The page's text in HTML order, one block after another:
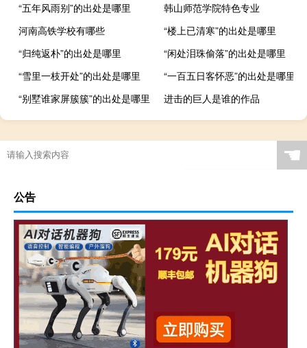
“五年风雨别”的出处是哪里
韩山师范学院特色专业
河南高铁学校有哪些
“楼上已清寒”的出处是哪里
“归纯返朴”的出处是哪里
“闲处泪珠偷落”的出处是哪里
“雪里一枝开处”的出处是哪里
“一百五日客怀恶”的出处是哪里
“别墅谁家屏簇簇”的出处是哪里
进击的巨人是谁的作品
☚
公告